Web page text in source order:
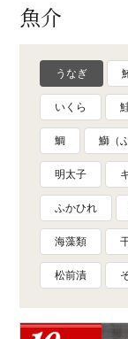
魚介
うなぎ
いくら
鯛 鰤（
明太子
ふかひれ
海藻類
松前漬